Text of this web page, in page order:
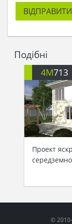
ВІДПРАВИТИ
Подібні
4M713
Проект
©